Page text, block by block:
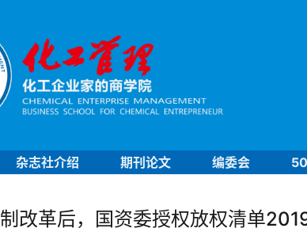
杂志社介绍 期刊论文 编委会
改革后，国资委授权放权清单